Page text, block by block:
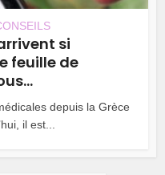
si
feuille de
depuis la Grèce
il est...